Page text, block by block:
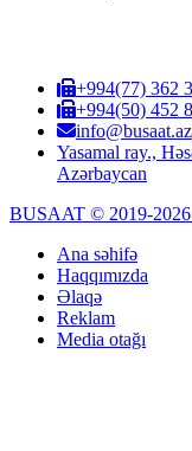
+994(77) 362
+994(50) 452
info@busaat.az
Yasamal ray.,
Azərbaycan
BUSAAT © 2019-2026
Ana səhifə
Haqqımızda
Əlaqə
Reklam
Media otağı